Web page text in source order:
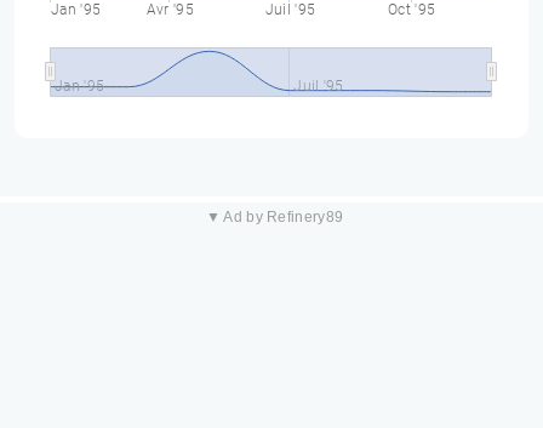
Jan '95 Avr '95 Juil '95 Oct '95
Jan '95 Juil '95
▼ Ad by Refinery89